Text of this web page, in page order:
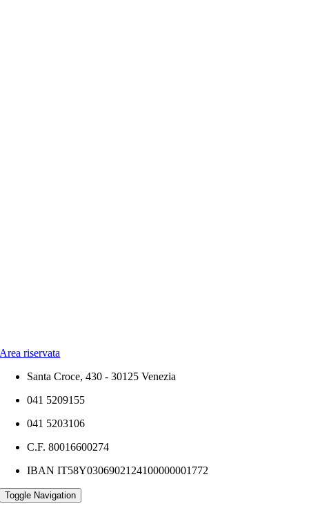
Area riservata
Santa Croce, 430 - 30125 Venezia
041 5209155
041 5203106
C.F. 80016600274
IBAN IT58Y0306902124100000001772
Toggle Navigation